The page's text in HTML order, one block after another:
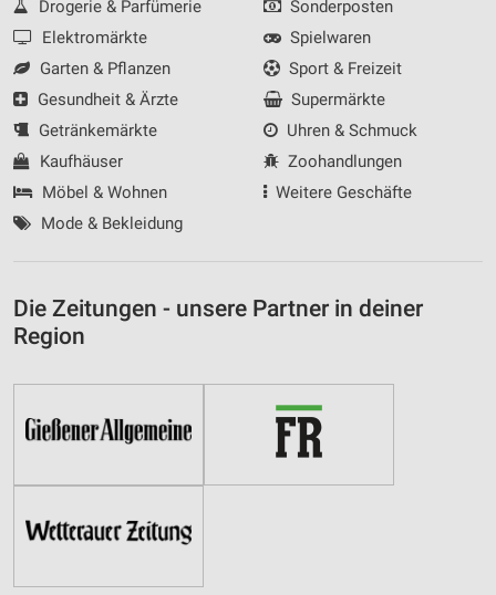
Drogerie & Parfümerie
Elektromärkte
Garten & Pflanzen
Gesundheit & Ärzte
Getränkemärkte
Kaufhäuser
Möbel & Wohnen
Mode & Bekleidung
Sonderposten
Spielwaren
Sport & Freizeit
Supermärkte
Uhren & Schmuck
Zoohandlungen
Weitere Geschäfte
Die Zeitungen - unsere Partner in deiner
Region